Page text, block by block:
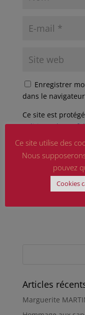
Enregistrer
dans le
Ce site est
Politique de
appliquer.
Articles
Marguerite
Ce site utilise des
Nous
pouvez
Cookies